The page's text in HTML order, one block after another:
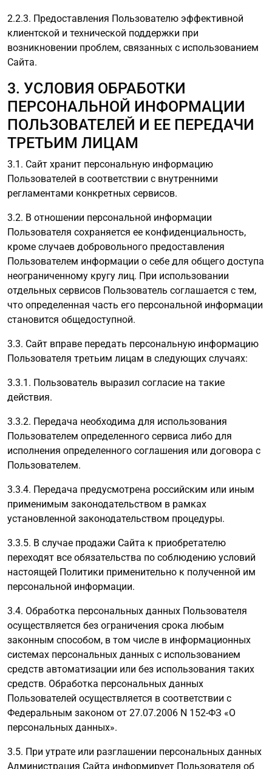
2.2.3. Предоставления Пользователю эффективной
клиентской и технической поддержки при
возникновении проблем, связанных с использованием
Сайта.
3. УСЛОВИЯ ОБРАБОТКИ
ПЕРСОНАЛЬНОЙ ИНФОРМАЦИИ
ПОЛЬЗОВАТЕЛЕЙ И ЕЕ ПЕРЕДАЧИ
ТРЕТЬИМ ЛИЦАМ
3.1. Сайт хранит персональную информацию
Пользователей в соответствии с внутренними
регламентами конкретных сервисов.
3.2. В отношении персональной информации
Пользователя сохраняется ее конфиденциальность,
кроме случаев добровольного предоставления
Пользователем информации о себе для общего доступа
неограниченному кругу лиц. При использовании
отдельных сервисов Пользователь соглашается с тем,
что определенная часть его персональной информации
становится общедоступной.
3.3. Сайт вправе передать персональную информацию
Пользователя третьим лицам в следующих случаях:
3.3.1. Пользователь выразил согласие на такие
действия.
3.3.2. Передача необходима для использования
Пользователем определенного сервиса либо для
исполнения определенного соглашения или договора с
Пользователем.
3.3.4. Передача предусмотрена российским или иным
применимым законодательством в рамках
установленной законодательством процедуры.
3.3.5. В случае продажи Сайта к приобретателю
переходят все обязательства по соблюдению условий
настоящей Политики применительно к полученной им
персональной информации.
3.4. Обработка персональных данных Пользователя
осуществляется без ограничения срока любым
законным способом, в том числе в информационных
системах персональных данных с использованием
средств автоматизации или без использования таких
средств. Обработка персональных данных
Пользователей осуществляется в соответствии с
Федеральным законом от 27.07.2006 N 152-ФЗ «О
персональных данных».
3.5. При утрате или разглашении персональных данных
Администрация Сайта информирует Пользователя об